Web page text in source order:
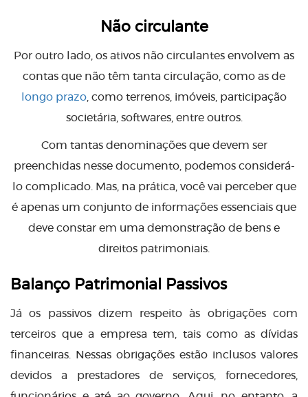
Não circulante
Por outro lado, os ativos não circulantes envolvem as
contas que não têm tanta circulação, como as de
longo prazo , como terrenos, imóveis, participação
societária, softwares, entre outros.
Com tantas denominações que devem ser
preenchidas nesse documento, podemos considerá-
lo complicado. Mas, na prática, você vai perceber que
é apenas um conjunto de informações essenciais que
deve constar em uma demonstração de bens e
direitos patrimoniais.
Balanço Patrimonial Passivos
Já os passivos dizem respeito às obrigações com
terceiros que a empresa tem, tais como as dívidas
financeiras. Nessas obrigações estão inclusos valores
devidos a prestadores de serviços, fornecedores,